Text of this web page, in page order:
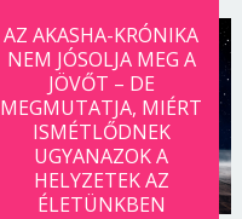
AZ AKASHA-KRÓNIKA
NEM JÓSOLJA MEG A
JÖVŐT – DE
MEGMUTATJA, MIÉRT
ISMÉTLŐDNEK
UGYANAZOK A
HELYZETEK AZ
ÉLETÜNKBEN